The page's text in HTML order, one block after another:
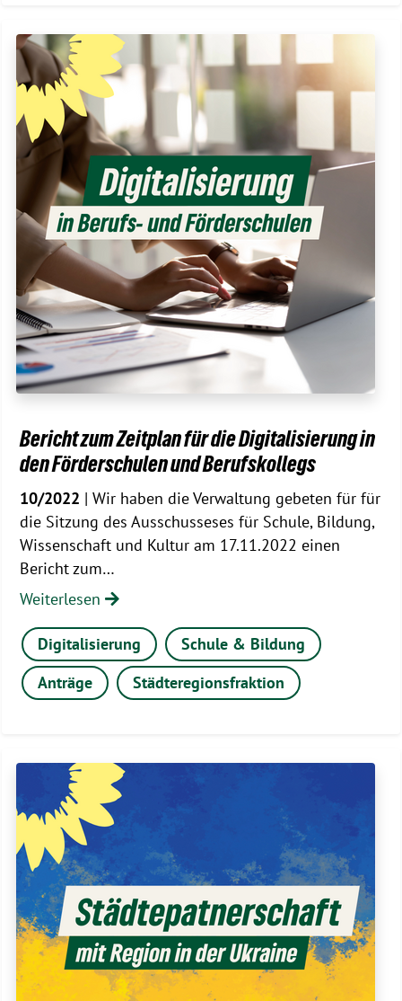
Bericht zum Zeitplan für die Digitalisierung in
den Förderschulen und Berufskollegs
10/2022 | Wir haben die Verwaltung gebeten für für
die Sitzung des Ausschusseses für Schule, Bildung,
Wissenschaft und Kultur am 17.11.2022 einen
Bericht zum…
Weiterlesen
Digitalisierung
Schule & Bildung
Anträge
Städteregionsfraktion